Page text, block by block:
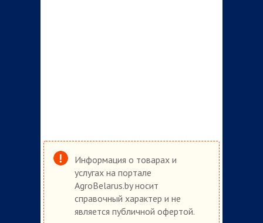
Информация о товарах и
услугах на портале
AgroBelarus.by носит
справочный характер и не
является публичной офертой.